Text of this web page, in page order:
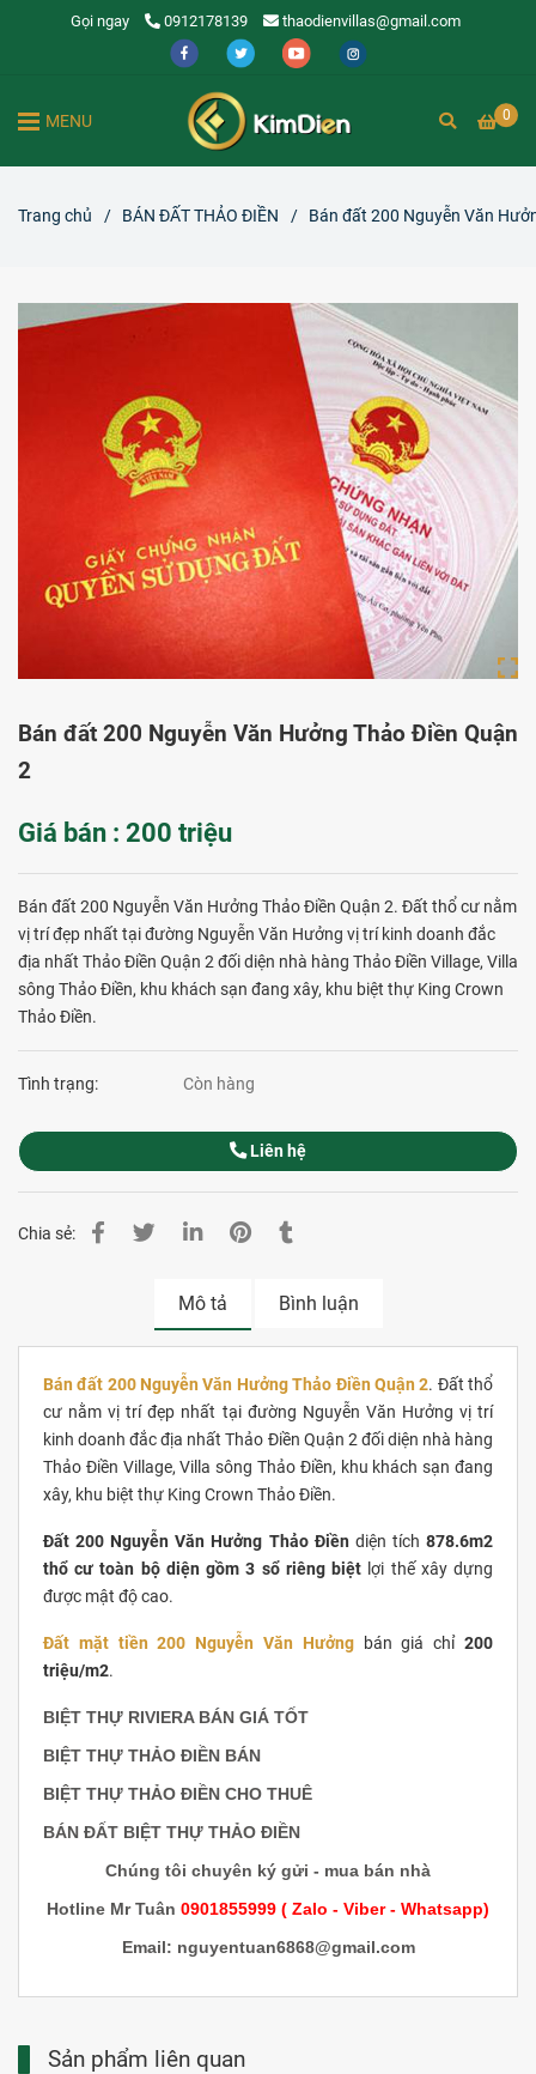
Gọi ngay 0912178139 thaodienvillas@gmail.com
0
MENU
Trang chủ / BÁN ĐẤT THẢO ĐIỀN / Bán đất 200 Nguyễn Văn
Bán đất 200 Nguyễn Văn Hưởng Thảo Điền Quận
2
Giá bán : 200 triệu
Bán đất 200 Nguyễn Văn Hưởng Thảo Điền Quận 2. Đất thổ cư nằm
vị trí đẹp nhất tại đường Nguyễn Văn Hưởng vị trí kinh doanh đắc
địa nhất Thảo Điền Quận 2 đối diện nhà hàng Thảo Điền Village, Villa
sông Thảo Điền, khu khách sạn đang xây, khu biệt thự King Crown
Thảo Điền.
Tình trạng: Còn hàng
Liên hệ
Chia sẻ:
Mô tả Bình luận
Bán đất 200 Nguyễn Văn Hưởng Thảo Điền Quận 2. Đất thổ
cư nằm vị trí đẹp nhất tại đường Nguyễn Văn Hưởng vị trí
kinh doanh đắc địa nhất Thảo Điền Quận 2 đối diện nhà hàng
Thảo Điền Village, Villa sông Thảo Điền, khu khách sạn đang
xây, khu biệt thự King Crown Thảo Điền.
Đất 200 Nguyễn Văn Hưởng Thảo Điền diện tích878.6m2
thổ cư toàn bộ diện gồm 3 sổ riêng biệt lợi thế xây dựng
được mật độ cao.
Đất mặt tiền 200 Nguyễn Văn Hưởngbán giá chỉ200
triệu/m2.
BIỆT THỰ RIVIERA BÁN GIÁ TỐT
BIỆT THỰ THẢO ĐIỀN BÁN
BIỆT THỰ THẢO ĐIỀN CHO THUÊ
BÁN ĐẤT BIỆT THỰ THẢO ĐIỀN
Chúng tôi chuyên ký gửi - mua bán nhà
Hotline Mr Tuân 0901855999 ( Zalo - Viber - Whatsapp)
Email: nguyentuan6868@gmail.com
Sản phẩm liên quan